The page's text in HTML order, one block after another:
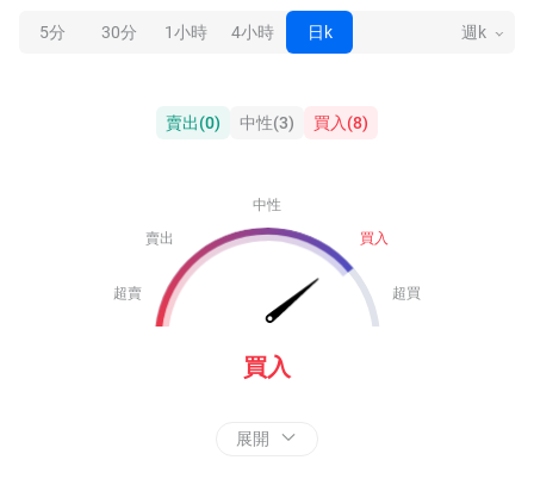
5分 30分 1小時 4小時 日k 週k
賣出(0) 中性(3) 買入(8)
中性
賣出
買入
超賣 超買
買入
展開